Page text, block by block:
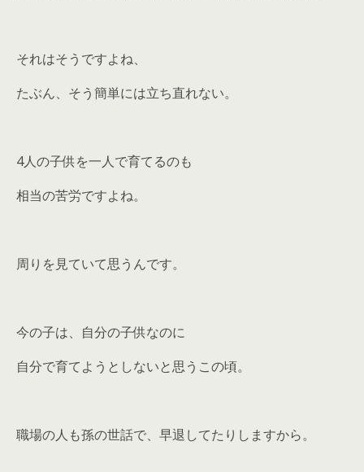
それはそうですよね、
たぶん、そう簡単には立ち直れない。
4人の子供を一人で育てるのも
相当の苦労ですよね。
周りを見ていて思うんです。
今の子は、自分の子供なのに
自分で育てようとしないと思うこの頃。
職場の人も孫の世話で、早退してたりしますから。